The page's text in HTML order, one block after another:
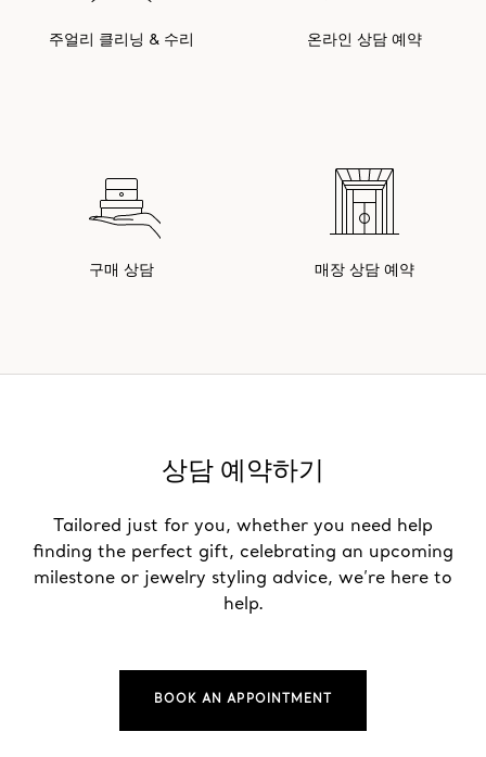
주얼리 클리닝 & 수리 온라인 상담 예약
구매 상담 매장 상담 예약
상담 예약하기
Tailored just for you, whether you need help
finding the perfect gift, celebrating an upcoming
milestone or jewelry styling advice, we’re here to
help.
BOOK AN APPOINTMENT